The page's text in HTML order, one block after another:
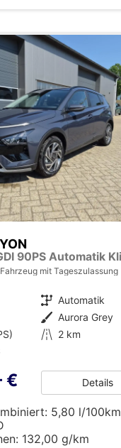
Fahrzeug mit Tageszulassung
Getriebe Automatik
Außenfarbe Aurora Grey
Kilometerstand 2 km
€ Details
5,80 l/100km
132,00 g/km